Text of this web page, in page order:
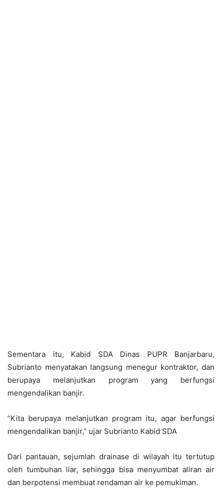
Sementara itu, Kabid SDA Dinas PUPR Banjarbaru,
Subrianto menyatakan langsung menegur kontraktor, dan
berupaya melanjutkan program yang berfungsi
mengendalikan banjir.
“Kita berupaya melanjutkan program itu, agar berfungsi
mengendalikan banjir,” ujar Subrianto Kabid SDA
Dari pantauan, sejumlah drainase di wilayah itu tertutup
oleh tumbuhan liar, sehingga bisa menyumbat aliran air
dan berpotensi membuat rendaman air ke pemukiman.